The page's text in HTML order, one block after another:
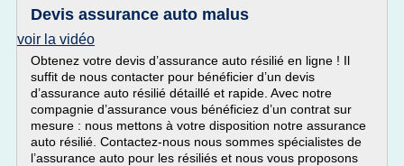
Devis assurance auto malus
voir la vidéo
Obtenez votre devis d’assurance auto résilié en ligne ! Il
suffit de nous contacter pour bénéficier d’un devis
d’assurance auto résilié détaillé et rapide. Avec notre
compagnie d’assurance vous bénéficiez d’un contrat sur
mesure : nous mettons à votre disposition notre assurance
auto résilié. Contactez-nous nous sommes spécialistes de
l’assurance auto pour les résiliés et nous vous proposons